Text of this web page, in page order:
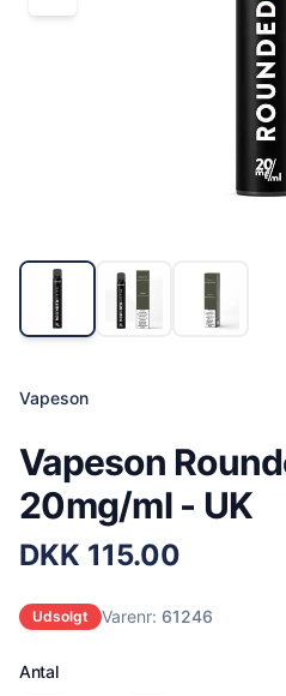
Vapeson
Vapeson
20mg/ml - UK
DKK 115.00
Udsolgt Varenr: 61246
Antal